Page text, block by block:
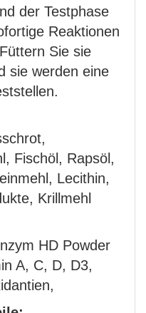
der Testphase
Reaktionen
Sie sie
sie werden eine
Fischöl, Rapsöl,
Lecithin,
Krillmehl
HD Powder
A, C, D, D3,